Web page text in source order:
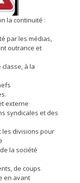
la continuité :
par les médias,
outrance et
à la
externe
syndicales et des
les divisions pour
la société
de coups
en avant